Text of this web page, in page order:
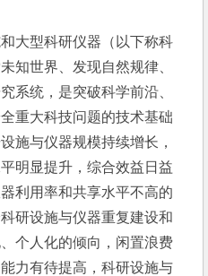
型科研仪器（以下称科
知世界、发现自然规律、
系统，是突破科学前沿、
重大科技问题的技术基础
施与仪器规模持续增长，
明显提升，综合效益日益
利用率和共享水平不高的
研设施与仪器重复建设和
个人化的倾向，闲置浪费
力有待提高，科研设施与